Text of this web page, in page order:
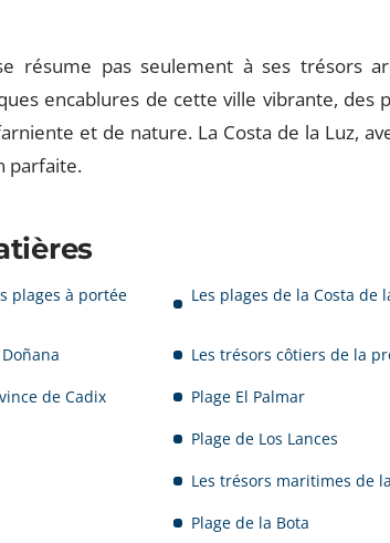
résume pas seulement à ses trésors
encablures de cette ville vibrante, des
et de nature. La Costa de la Luz,
parfaite.
plages à portée
Les plages de la Costa de
Les trésors côtiers de la
de Cadix
Plage El Palmar
Plage de Los Lances
Les trésors maritimes de
Plage de la Bota